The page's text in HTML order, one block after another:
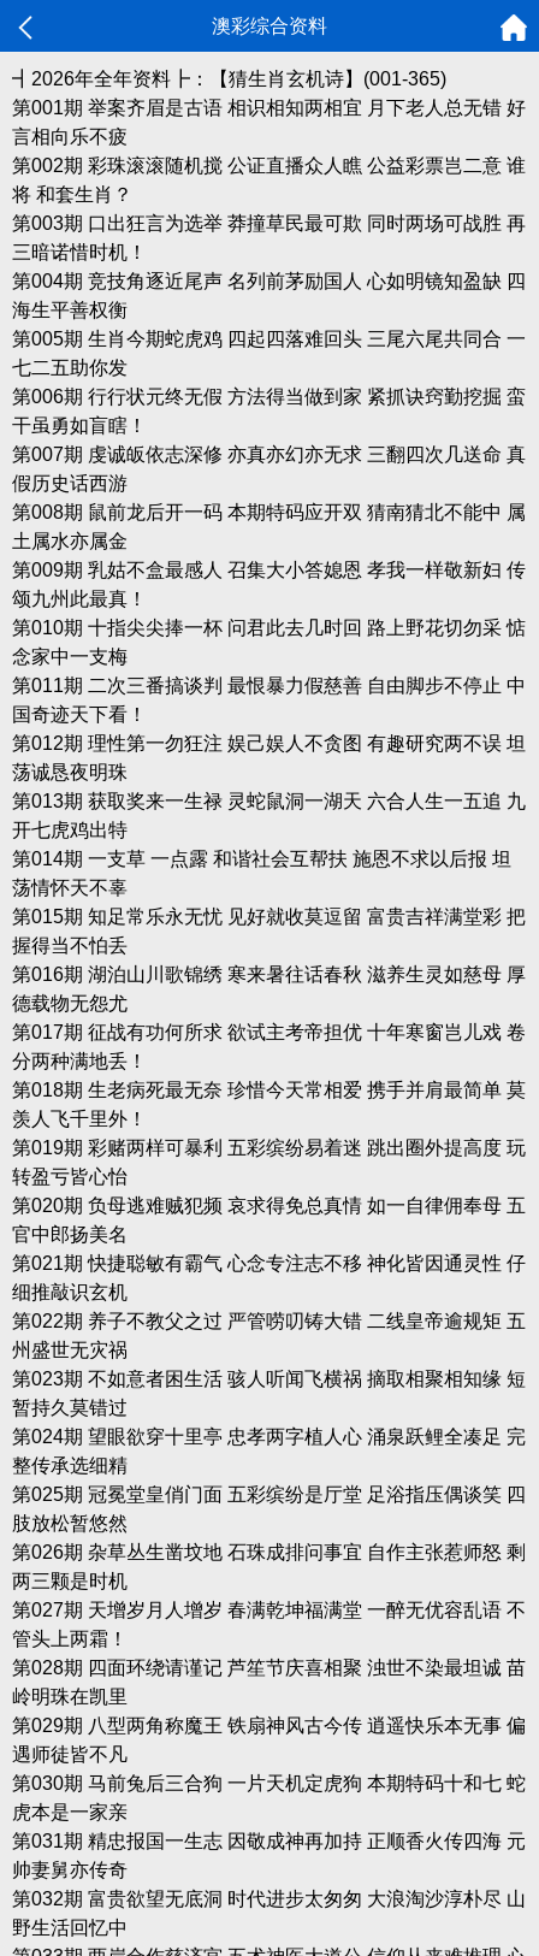
澳彩综合资料
┫2026年全年资料┣：【猜生肖玄机诗】(001-365)
第001期 举案齐眉是古语 相识相知两相宜 月下老人总无错 好
言相向乐不疲
第002期 彩珠滚滚随机搅 公证直播众人瞧 公益彩票岂二意 谁
将 和套生肖？
第003期 口出狂言为选举 莽撞草民最可欺 同时两场可战胜 再
三暗诺惜时机！
第004期 竞技角逐近尾声 名列前茅励国人 心如明镜知盈缺 四
海生平善权衡
第005期 生肖今期蛇虎鸡 四起四落难回头 三尾六尾共同合 一
七二五助你发
第006期 行行状元终无假 方法得当做到家 紧抓诀窍勤挖掘 蛮
干虽勇如盲瞎！
第007期 虔诚皈依志深修 亦真亦幻亦无求 三翻四次几送命 真
假历史话西游
第008期 鼠前龙后开一码 本期特码应开双 猜南猜北不能中 属
土属水亦属金
第009期 乳姑不盒最感人 召集大小答媳恩 孝我一样敬新妇 传
颂九州此最真！
第010期 十指尖尖捧一杯 问君此去几时回 路上野花切勿采 惦
念家中一支梅
第011期 二次三番搞谈判 最恨暴力假慈善 自由脚步不停止 中
国奇迹天下看！
第012期 理性第一勿狂注 娱己娱人不贪图 有趣研究两不误 坦
荡诚恳夜明珠
第013期 获取奖来一生禄 灵蛇鼠洞一湖天 六合人生一五追 九
开七虎鸡出特
第014期 一支草 一点露 和谐社会互帮扶 施恩不求以后报 坦
荡情怀天不辜
第015期 知足常乐永无忧 见好就收莫逗留 富贵吉祥满堂彩 把
握得当不怕丢
第016期 湖泊山川歌锦绣 寒来暑往话春秋 滋养生灵如慈母 厚
德载物无怨尤
第017期 征战有功何所求 欲试主考帝担优 十年寒窗岂儿戏 卷
分两种满地丢！
第018期 生老病死最无奈 珍惜今天常相爱 携手并肩最简单 莫
羡人飞千里外！
第019期 彩赌两样可暴利 五彩缤纷易着迷 跳出圈外提高度 玩
转盈亏皆心怡
第020期 负母逃难贼犯频 哀求得免总真情 如一自律佣奉母 五
官中郎扬美名
第021期 快捷聪敏有霸气 心念专注志不移 神化皆因通灵性 仔
细推敲识玄机
第022期 养子不教父之过 严管唠叨铸大错 二线皇帝逾规矩 五
州盛世无灾祸
第023期 不如意者困生活 骇人听闻飞横祸 摘取相聚相知缘 短
暂持久莫错过
第024期 望眼欲穿十里亭 忠孝两字植人心 涌泉跃鲤全凑足 完
整传承选细精
第025期 冠冕堂皇俏门面 五彩缤纷是厅堂 足浴指压偶谈笑 四
肢放松暂悠然
第026期 杂草丛生凿坟地 石珠成排问事宜 自作主张惹师怒 剩
两三颗是时机
第027期 天增岁月人增岁 春满乾坤福满堂 一醉无优容乱语 不
管头上两霜！
第028期 四面环绕请谨记 芦笙节庆喜相聚 浊世不染最坦诚 苗
岭明珠在凯里
第029期 八型两角称魔王 铁扇神风古今传 逍遥快乐本无事 偏
遇师徒皆不凡
第030期 马前兔后三合狗 一片天机定虎狗 本期特码十和七 蛇
虎本是一家亲
第031期 精忠报国一生志 因敬成神再加持 正顺香火传四海 元
帅妻舅亦传奇
第032期 富贵欲望无底洞 时代进步太匆匆 大浪淘沙淳朴尽 山
野生活回忆中